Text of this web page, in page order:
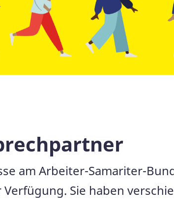
am Arbeiter-Samariter-
Sie haben